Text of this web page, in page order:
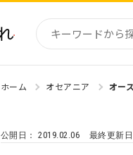
ホーム オセアニア オー
公開日：2019.02.06 最終更新